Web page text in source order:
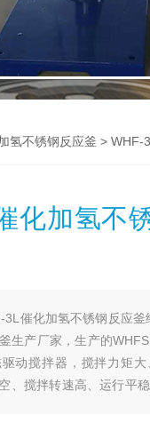
氢不锈钢反应釜 > WHF-
化加氢不
3L催化加氢不锈钢反应
生产厂家，生产的
动搅拌器，搅拌力矩
、搅拌转速高、运行平